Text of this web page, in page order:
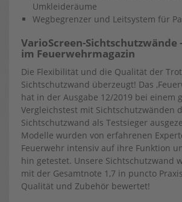
Umkleideräume
Wegbegrenzer und Leitsystem für
VarioScreen-Sichtschutzwände
im Feuerwehrmagazin
Die Flexibilität und die Qualität der
Sichtschutzwand überzeugt! Das
hat in der Ausgabe 12/2019 bei einem
Vergleichstest mit Sichtschutzwänden
Sichtschutzwand als Testsieger
Modelle wurden von erfahrenen
Feuerwehr intensiv auf ihre Funktion
hin getestet. Unsere Sichtschutzwand
mit der Gesamtnote 1,7 in puncto
Qualität und Zubehör bewertet!